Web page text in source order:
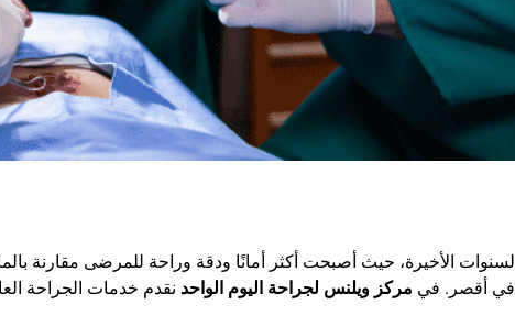
الأخيرة، حيث أصبحت أكثر أمانًا ودقة وراحة للمرضى مقارنة
أقصر. في مركز ويلنس لجراحة اليوم الواحد نقدم خدمات الجراحة